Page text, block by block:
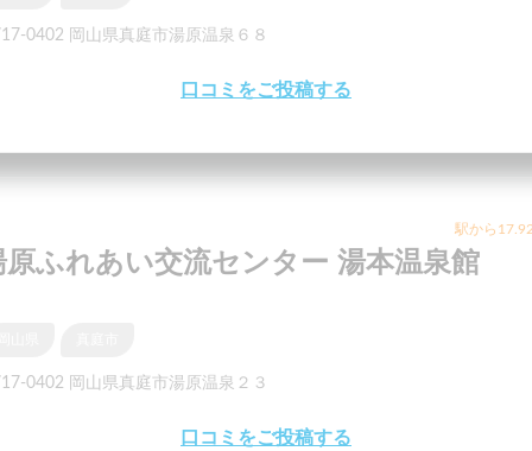
0402 岡山県真庭市湯原温泉６８
口コミをご投稿する
駅から
原ふれあい交流センター 湯本温泉館
0402 岡山県真庭市湯原温泉２３
口コミをご投稿する